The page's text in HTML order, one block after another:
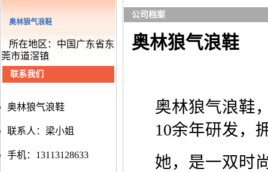
奥林狼气浪鞋
所在地区：中国广东省东
莞市道滘镇
联系我们
奥林狼气浪鞋
联系人：梁小姐
手机：13113128633
公司档案
奥林狼气浪鞋
奥林狼气浪鞋
10余年研发，
她，是一双时